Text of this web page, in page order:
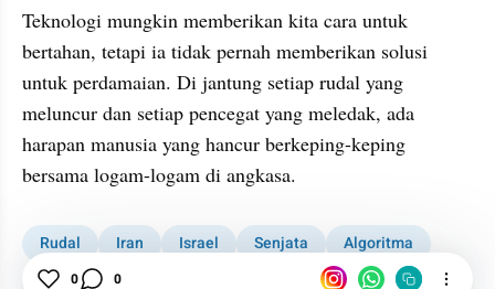
Teknologi mungkin memberikan kita cara untuk
bertahan, tetapi ia tidak pernah memberikan solusi
untuk perdamaian. Di jantung setiap rudal yang
meluncur dan setiap pencegat yang meledak, ada
harapan manusia yang hancur berkeping-keping
bersama logam-logam di angkasa.
Rudal Iran Israel Senjata
Algoritma
Asia
Ruang
0 0